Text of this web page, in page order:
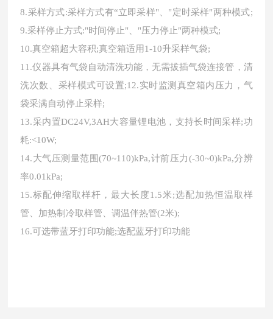
8.采样方式:采样方式有“立即采样"、"定时采样"两种模式;
9.采样停止方式:"时间停止"、"压力停止"两种模式;
10.真空箱超大容积;真空箱适用1-10升采样气袋;
11.仪器具有气袋自动清洗功能，无需拔插气袋连接管，清
洗次数、采样模式可设置;12.实时监测真空箱内压力，气
袋采满自动停止采样;
13.采内置DC24V,3AH大容量锂电池，支持长时间采样;功
耗:<10W;
14.大气压测量范围(70~110)kPa,计前压力(-30~0)kPa,分辨
率0.01kPa;
15.标配伸缩取样杆，最大长度1.5米;选配加热恒温取样
管、加热制冷取样管、调温伴热管(2米);
16.可选带蓝牙打印功能;选配蓝牙打印功能